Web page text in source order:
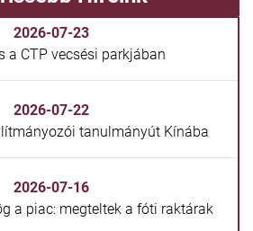
2026-07-23
a CTP vecsési parkjában
2026-07-22
tanulmányút Kínába
2026-07-16
a piac: megteltek a fóti raktárak